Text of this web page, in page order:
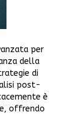
per
della
di
post-
è
offrendo